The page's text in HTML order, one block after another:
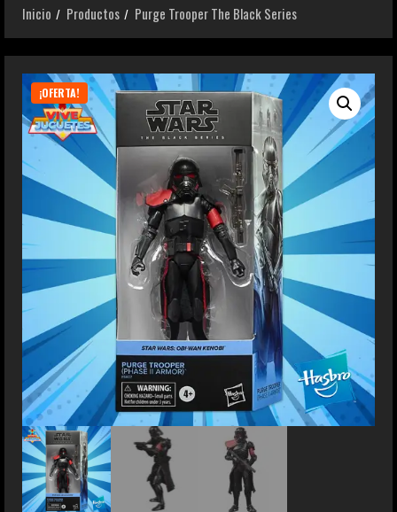
Inicio
Productos Purge Trooper The Black Series
¡OFERTA!